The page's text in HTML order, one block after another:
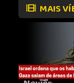
MAIS